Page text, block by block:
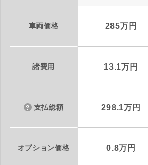
車両価格 285万円
諸費用 13.1万円
支払総額 298.1万円
オプション価格 0.8万円